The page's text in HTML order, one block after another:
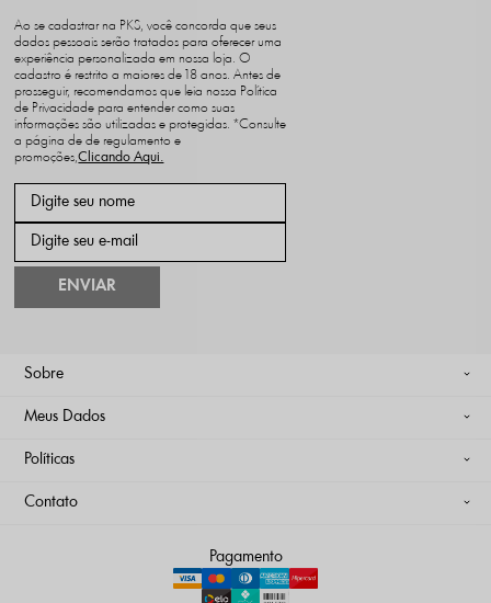
ENVIAR
Ao se cadastrar na PKS, você concorda que seus
dados pessoais serão tratados para oferecer uma
experiência personalizada em nossa loja. O
cadastro é restrito a maiores de 18 anos. Antes de
prosseguir, recomendamos que leia nossa Política
de Privacidade para entender como suas
informações são utilizadas e protegidas. *Consulte
a página de de regulamento e
promoções,
Sobre
Meus Dados
Políticas
Contato
Pagamento